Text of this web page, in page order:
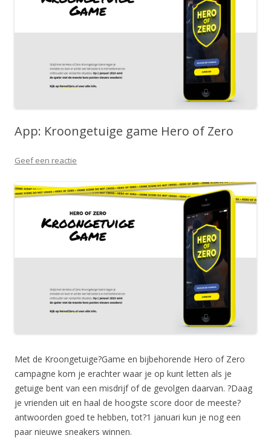
App: Kroongetuige game Hero of Zero
Geef een reactie
Met de Kroongetuige?Game en bijbehorende Hero of Zero
campagne kom je erachter waar je op kunt letten als je
getuige bent van een misdrijf of de gevolgen daarvan. ?Daag
je vrienden uit en haal de hoogste score door de meeste?
antwoorden goed te hebben, tot?1 januari kun je nog een
paar nieuwe sneakers winnen.